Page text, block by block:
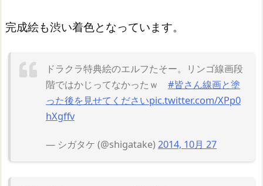
完成絵も渋い着色となっています。
ドラクラ特典絵のエルフたそー。リンゴ線画段
階ではかじってなかったｗ #皆さん線画と塗
った後を見せてくださいpic.twitter.com/XPp0
hXgffv
— シガタケ (@shigatake)2014, 10月 27